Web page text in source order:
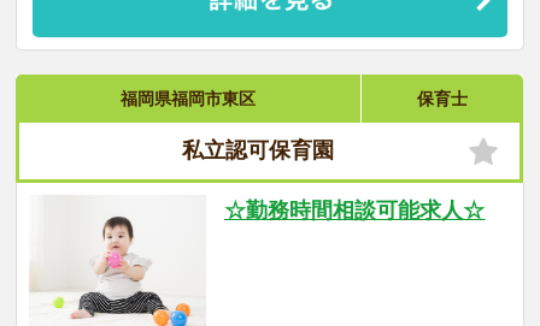
福岡県福岡市東区 保育士
私立認可保育園
☆勤務時間相談可能求人☆